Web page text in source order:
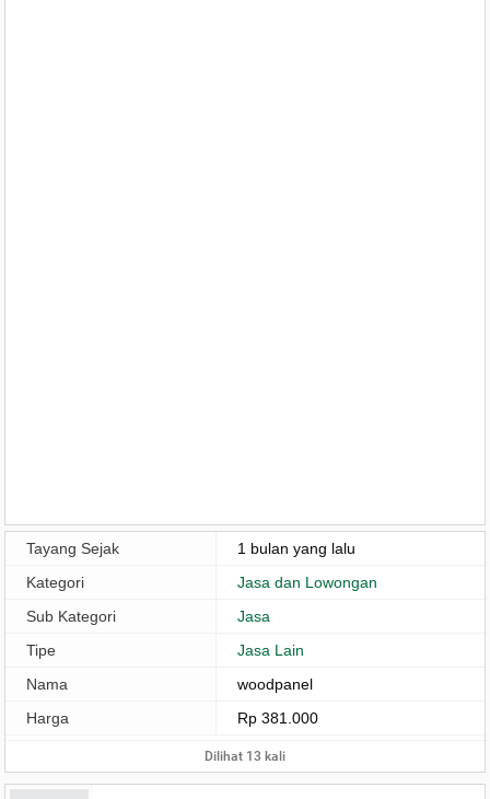
Tayang Sejak
1 bulan yang lalu
Kategori
Jasa dan Lowongan
Sub Kategori
Jasa
Tipe
Jasa Lain
Nama
woodpanel
Harga
Rp 381.000
Dilihat 13 kali